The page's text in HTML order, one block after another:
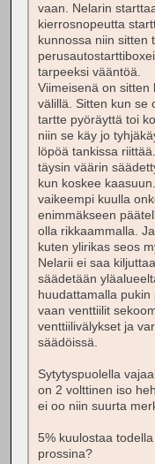
vaan. Nelarin
kierrosnopeutta
kunnossa niin sitten
tarpeeksi vääntöä.
Viimeisenä on sitten
välillä. Sitten kun se
tartte pyöräyttä toi
niin se käy jo
löpöä tankissa
täysin väärin
kun koskee
vaikeempi kuulla
enimmäkseen
olla rikkaammalla.
kuten ylirikas seos
Nelarii ei saa
säädetään
huudattamalla
vaan venttiilit
venttiilivälykset ja
säädöissä.
Sytytyspuolella
on 2 volttinen iso
ei oo niin suurta
5% kuulostaa
prossina?